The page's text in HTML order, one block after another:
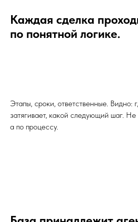
Каждая сделка
по понятной логике.
Этапы, сроки, ответственные. Видно:
затягивает, какой следующий шаг. Не
а по процессу.